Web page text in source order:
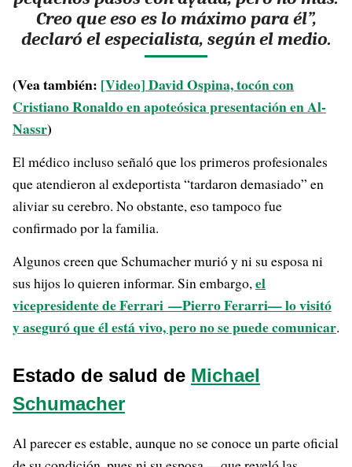
Creo que eso es lo máximo para él”,
declaró el especialista, según el medio.
(Vea también: [Video] David Ospina, tocón con
Cristiano Ronaldo en apoteósica presentación en Al-
Nassr)
El médico incluso señaló que los primeros profesionales
que atendieron al exdeportista “tardaron demasiado” en
aliviar su cerebro. No obstante, eso tampoco fue
confirmado por la familia.
Algunos creen que Schumacher murió y ni su esposa ni
sus hijos lo quieren informar. Sin embargo,el
vicepresidente de Ferrari —Pierro Ferarri— lo visitó
y aseguró que él está vivo, pero no se puede comunicar.
Estado de salud de Michael
Schumacher
Al parecer es estable, aunque no se conoce un parte oficial